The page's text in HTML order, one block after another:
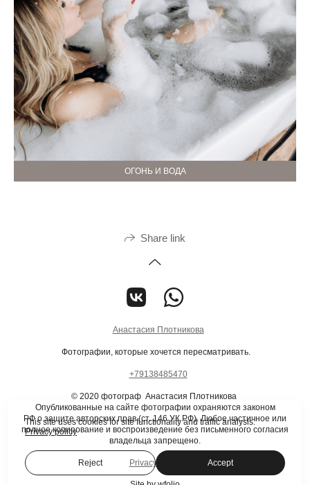
ОГОНЬ И ВОДА
Share link
Анастасия Плотникова
Фотографии, которые хочется пересматривать.
+79138485470
© 2020 фотограф Анастасия Плотникова
Опубликованные на сайте фотографии охраняются законом
РФ о защите авторских прав (ст. 146 УК РФ). Любое частичное или
полное копирование и воспроизведение без письменного согласия
владельца запрещено.
Privacy policy
This site uses cookies for site functionality and traffic analysis.
Privacy policy
Reject Accept